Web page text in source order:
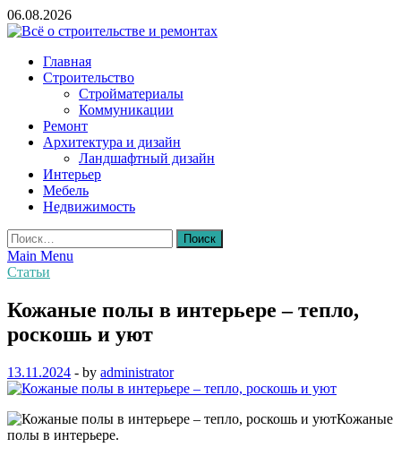
Skip
to
06.08.2026
Всё о строительстве и ремонтах
Главная
Строительство
Стройматериалы
Коммуникации
Ремонт
Архитектура и дизайн
Ландшафтный дизайн
Интерьер
Мебель
Недвижимость
Найти:
Main Menu
Статьи
Кожаные полы в интерьере – тепло,
роскошь и уют
13.11.2024 - by administrator
Кожаные
полы в интерьере.